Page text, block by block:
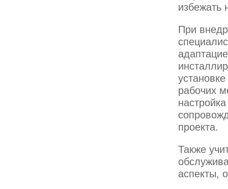
избежать
При
рабочих
проекта.
Также
аспекты,